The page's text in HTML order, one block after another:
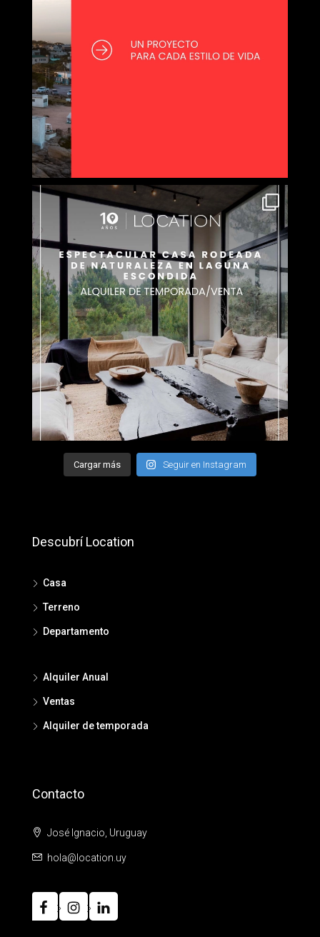
Cargar más Seguir en Instagram
Descubrí Location
Casa
Terreno
Departamento
Alquiler Anual
Ventas
Alquiler de temporada
Contacto
José Ignacio, Uruguay
hola@location.uy